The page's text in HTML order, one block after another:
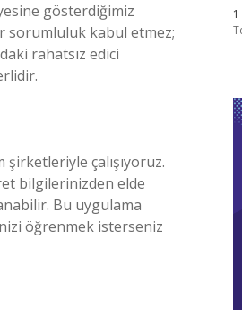
gösterdiğimiz
sorumluluk kabul etmez;
rahatsız edici
çalışıyoruz.
bilgilerinizden elde
Bu uygulama
öğrenmek isterseniz